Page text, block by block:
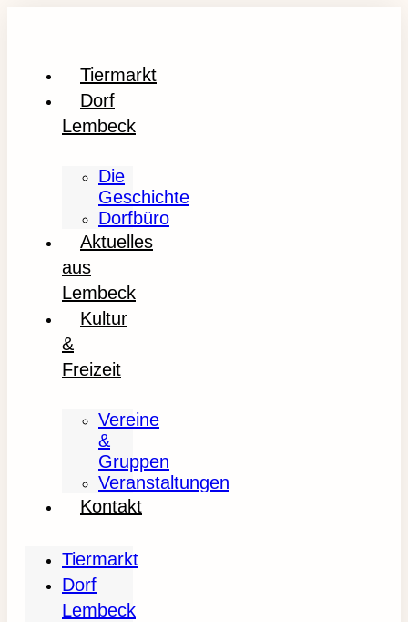
Tiermarkt
Dorf
Lembeck
Die
Geschichte
Dorfbüro
Aktuelles
aus
Lembeck
Kultur
&
Freizeit
Vereine
&
Gruppen
Veranstaltungen
Kontakt
Tiermarkt
Dorf
Lembeck